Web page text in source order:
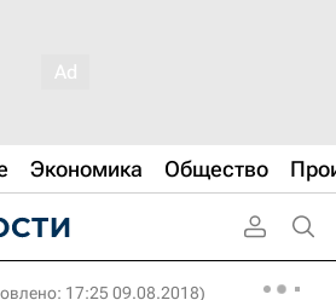
Экономика Общество
17:25 09.08.2018)